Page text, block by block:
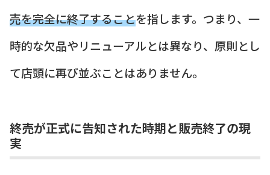
売を完全に終了することを指します。つまり、一
時的な欠品やリニューアルとは異なり、原則とし
て店頭に再び並ぶことはありません。
終売が正式に告知された時期と販売終了の現
実